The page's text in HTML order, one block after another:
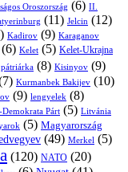
Oroszország (6) II.
(11) Jelcin (12)
Kadirov (9) Karaganov
(6) Kelet (5) Kelet-Ukrajna
(8) Kisinyov (9)
Kurmanbek Bakijev (10)
(9) lengyelek (8)
Párt (5) Litvánia
(5) Magyarország
(49) Merkel (5)
(120) NATO (20)